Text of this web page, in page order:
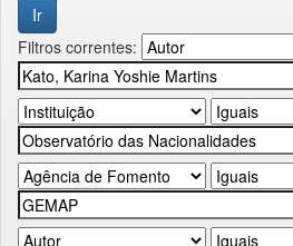
Filtros correntes: